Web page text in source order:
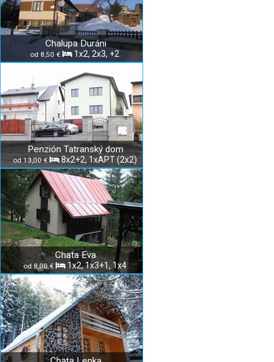
Chalupa Duráni
od 8,50 € 1x2, 2x3, +2
Penzión Tatranský dom
od 13,00 € 8x2+2, 1xAPT (2x2)
Chata Eva
od 8,00 € 1x2, 1x3+1, 1x4